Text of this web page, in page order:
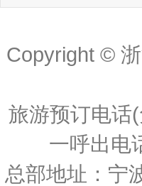
Copyright ©
旅游预订电话
一呼出电
总部地址：宁